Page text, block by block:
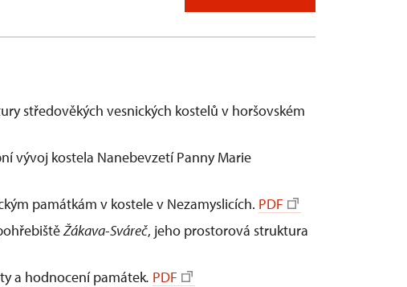
středověkých vesnických kostelů v horšovském
vývoj kostela Nanebevzetí Panny Marie
památkám v kostele v Nezamyslicích. PDF
Žákava-Sváreč, jeho prostorová struktura
a hodnocení památek. PDF